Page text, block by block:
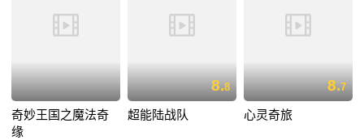
奇妙王国之魔法奇
缘
8.8
超能陆战队
8.7
心灵奇旅